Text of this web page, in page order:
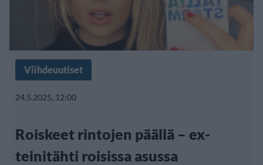
Viihdeuutiset
24.5.2025, 12:00
Roiskeet rintojen päällä – ex-
teinitähti roisissa asussa